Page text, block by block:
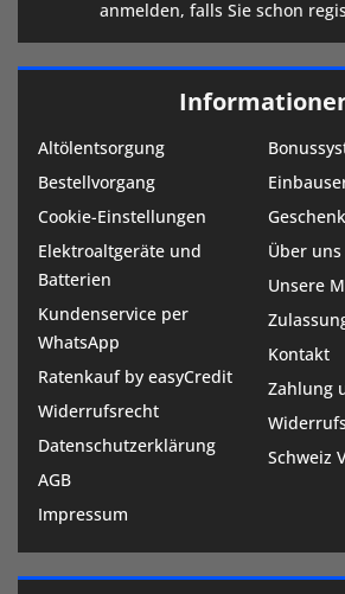
anmelden, falls Sie schon
Altölentsorgung
Bestellvorgang
Cookie-Einstellungen
Elektroaltgeräte und
Batterien
Kundenservice per
WhatsApp
Ratenkauf by easyCredit
Widerrufsrecht
Datenschutzerklärung
AGB
Impressum
Über uns
Unsere
Kontakt
Zahlung
Schweiz